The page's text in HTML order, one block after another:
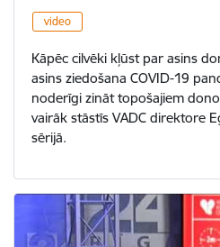
video
Kāpēc cilvēki kļūst par asins
asins ziedošana COVID-19
noderīgi zināt topošajiem
vairāk stāstīs VADC direktore
sērijā.